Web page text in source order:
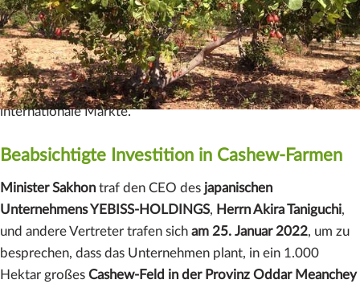
über den Investitionsplan inKambodschas Cashew-Industrie
und die Absicht zu sprechen, eine Cashewnuss-
Verarbeitungsfabrik zu errichten, um dadurch hochwertige
Cashews nach Japan exportieren zu können und andere
internationale Märkte.
Beabsichtigte Investition in Cashew-Farmen
Minister Sakhon traf den CEO des japanischen
Unternehmens YEBISS-HOLDINGS, Herrn Akira Taniguchi,
und andere Vertreter trafen sich am 25. Januar 2022, um zu
besprechen, dass das Unternehmen plant, in ein 1.000
Hektar großes Cashew-Feld in der Provinz Oddar Meanchey